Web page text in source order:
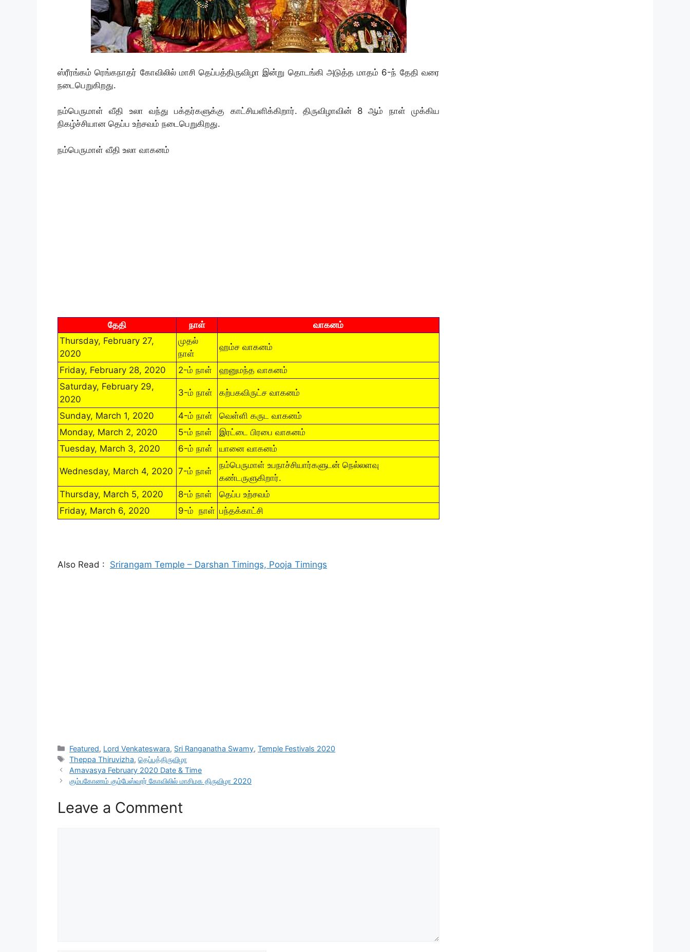
ஸ்ரீரங்கம் ரெங்கநாதர் கோவிலில் மாசி தெப்பத்திருவிழா இன்று தொடங்கி அடுத்த மாதம் 6-ந் தேதி வரை
நடைபெறுகிறது.
நம்பெருமாள் வீதி உலா வந்து பக்தர்களுக்கு காட்சியளிக்கிறார். திருவிழாவின் 8 ஆம் நாள் முக்கிய
நிகழ்ச்சியான தெப்ப உற்சவம் நடைபெறுகிறது.
நம்பெருமாள் வீதி உலா வாகனம்
தேதி நாள்
வாகனம்
Thursday, February 27,
2020
முதல்
நாள்
ஹம்ச வாகனம்
Friday, February 28, 2020 2-ம் நாள்
ஹனுமந்த வாகனம்
Saturday, February 29,
2020
3-ம் நாள் கற்பகவிருட்ச வாகனம்
Sunday, March 1, 2020 4-ம் நாள்
வெள்ளி கருட வாகனம்
Monday, March 2, 2020
5-ம் நாள்
இரட்டை பிரபை வாகனம்
Tuesday, March 3, 2020
6-ம் நாள் யானை வாகனம்
Wednesday, March 4, 2020 7-ம் நாள்
நம்பெருமாள் உபநாச்சியார்களுடன் நெல்லளவு
கண்டருளுகிறார்.
Thursday, March 5, 2020
8-ம் நாள்
தெப்ப உற்சவம்
Friday, March 6, 2020
9-ம் நாள் பந்தக்காட்சி
Also Read : Srirangam Temple – Darshan Timings, Pooja Timings
Categories
Featured, Lord Venkateswara, Sri Ranganatha Swamy,Temple Festivals 2020
Tags
Theppa Thiruvizha,தெப்பத்திருவிழா
Amavasya February 2020 Date & Time
கும்பகோணம் கும்பேஸ்வரர் கோவிலில் மாசிமக திருவிழா 2020
Leave a Comment